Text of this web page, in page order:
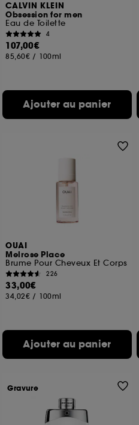
CALVIN KLEIN
Obsession for men
Eau de Toilette
4
107,00€
85,60€ / 100ml
Ajouter au panier
OUAI
Melrose Place
Brume Pour Cheveux Et Corps
226
33,00€
34,02€ / 100ml
Ajouter au panier
Gravure